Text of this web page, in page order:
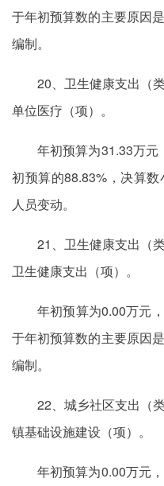
于年初预算数的主要原因
编制。
20、卫生健康支出（
单位医疗（项）。
年初预算为31.33万
初预算的88.83%，决算
人员变动。
21、卫生健康支出（
卫生健康支出（项）。
年初预算为0.00万元
于年初预算数的主要原因
编制。
22、城乡社区支出（
镇基础设施建设（项）。
年初预算为0.00万元